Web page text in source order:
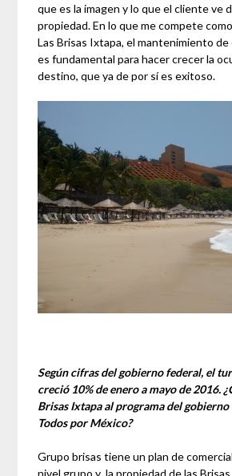
que es la imagen y lo que el cliente ve
propiedad. En lo que me compete
Las Brisas Ixtapa, el mantenimiento
es fundamental para hacer crecer la
destino, que ya de por sí es exitoso.
Según cifras del gobierno federal, el
creció 10% de enero a mayo de 2016.
Brisas Ixtapa al programa del
Todos por México?
Grupo brisas tiene un plan de
nivel grupo y la propiedad de las